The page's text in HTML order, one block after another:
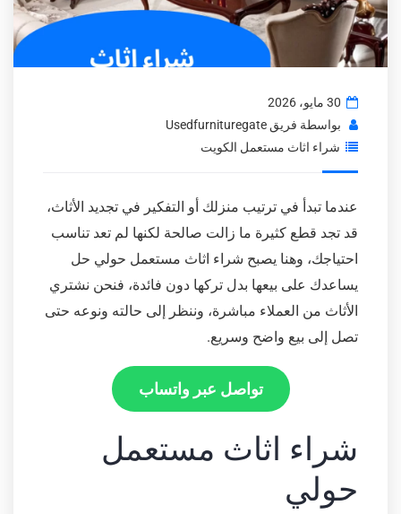
30 مايو، 2026
بواسطة فريق Usedfurnituregate
شراء اثاث مستعمل الكويت
عندما تبدأ في ترتيب منزلك أو التفكير في تجديد الأثاث،
قد تجد قطع كثيرة ما زالت صالحة لكنها لم تعد تناسب
احتياجك، وهنا يصبح شراء اثاث مستعمل حولي حل
يساعدك على بيعها بدل تركها دون فائدة، فنحن نشتري
الأثاث من العملاء مباشرة، وننظر إلى حالته ونوعه حتى
تصل إلى بيع واضح وسريع.
تواصل عبر واتساب
شراء اثاث مستعمل
حولي